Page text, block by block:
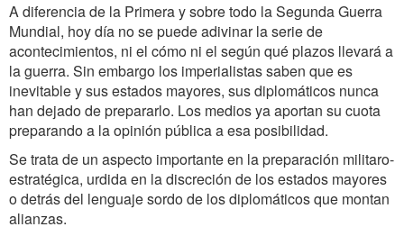
A diferencia de la Primera y sobre todo la Segunda Guerra
Mundial, hoy día no se puede adivinar la serie de
acontecimientos, ni el cómo ni el según qué plazos llevará a
la guerra. Sin embargo los imperialistas saben que es
inevitable y sus estados mayores, sus diplomáticos nunca
han dejado de prepararlo. Los medios ya aportan su cuota
preparando a la opinión pública a esa posibilidad.
Se trata de un aspecto importante en la preparación militaro-
estratégica, urdida en la discreción de los estados mayores
o detrás del lenguaje sordo de los diplomáticos que montan
alianzas.